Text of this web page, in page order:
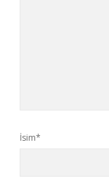
İsim*